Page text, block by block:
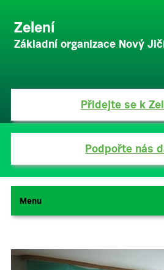
Zelení
Základní organizace Nový
Přidejte se k
Podpořte nás
Menu